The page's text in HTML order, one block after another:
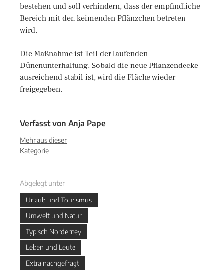
bestehen und soll verhindern, dass der empfindliche
Bereich mit den keimenden Pflänzchen betreten
wird.
Die Maßnahme ist Teil der laufenden
Dünenunterhaltung. Sobald die neue Pflanzendecke
ausreichend stabil ist, wird die Fläche wieder
freigegeben.
Verfasst von Anja Pape
Mehr aus dieser
Kategorie
Abgelegt unter
Urlaub und Tourismus
Umwelt und Natur
Typisch Norderney
Leben und Leute
Extra nachgefragt